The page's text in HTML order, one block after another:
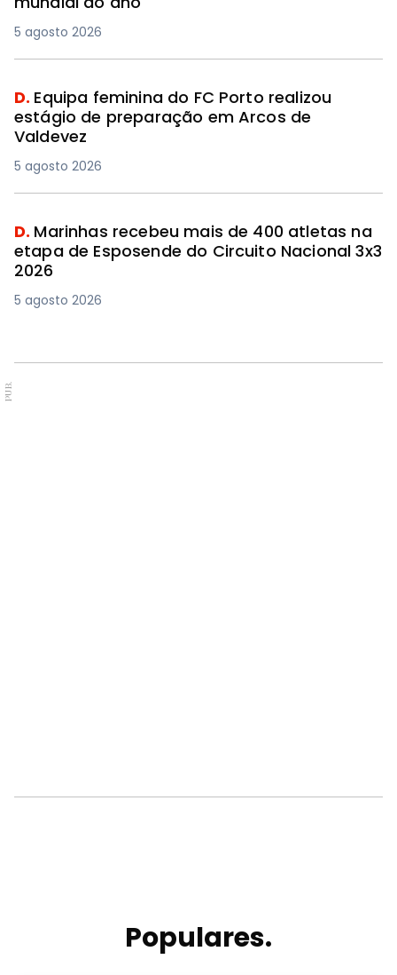
5 agosto 2026
D. Equipa feminina do FC Porto realizou
estágio de preparação em Arcos de
Valdevez
5 agosto 2026
D. Marinhas recebeu mais de 400 atletas na
etapa de Esposende do Circuito Nacional 3x3
2026
5 agosto 2026
PUB.
Populares.